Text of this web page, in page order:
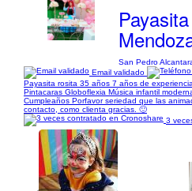
San Pedro
Email validado
Payasita rosita 35 años 7 años de
Pintacaras Globoflexia Música infantil
Cumpleaños Porfavor seriedad que las
contacto, como clienta gracias. 🙂
3